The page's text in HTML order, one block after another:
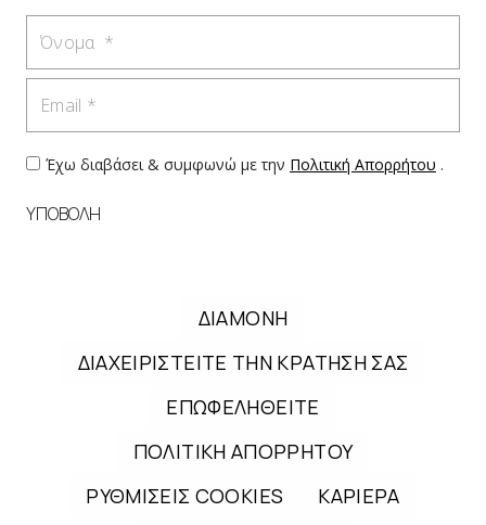
Έχω διαβάσει & συμφωνώ με την Πολιτική Απορρήτου .
ΥΠΟΒΟΛΗ
ΔΙΑΜΟΝΗ
ΔΙΑΧΕΙΡΙΣΤΕΙΤΕ ΤΗΝ ΚΡΑΤΗΣΗ ΣΑΣ
ΕΠΩΦΕΛΗΘΕΙΤΕ
ΠΟΛΙΤΙΚΗ ΑΠΟΡΡΗΤΟΥ
ΡΥΘΜΙΣΕΙΣ COOKIES
ΚΑΡΙΕΡΑ